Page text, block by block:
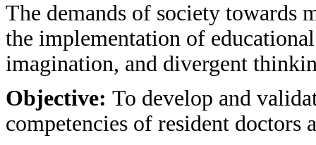
The demands of society towards
the implementation of
imagination, and divergent
Objective: To develop and
competencies of resident doctors